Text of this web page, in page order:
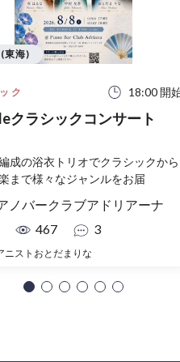
ク 18:00 開
クラシックコンサート
成の浴衣トリオでクラシックから
まで様々なジャンルをお届
ノバークラブアドリアーナ
467 3
ニストおとだまりな
東海)